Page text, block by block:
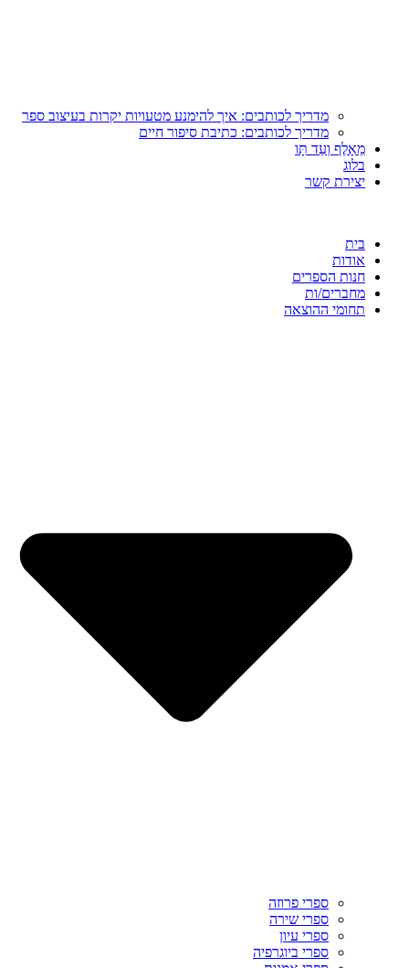
מדריך לכותבים: איך להימנע מטעויות יקרות בעיצוב ספר
מדריך לכותבים: כתיבת סיפור חיים
מֵאָלֶף וְעַד תָּו
בלוג
יצירת קשר
בית
אודות
חנות הספרים
מחברים/ות
תחומי ההוצאה
ספרי פרוזה
ספרי שירה
ספרי עיון
ספרי ביוגרפיה